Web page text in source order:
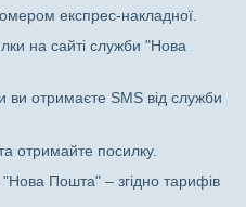
експрес-накладної.
на сайті служби "Нова
ви отримаєте SMS від служби
отримайте посилку.
Пошта" – згідно тарифів